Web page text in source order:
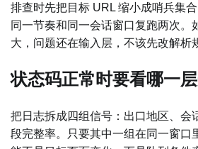
排查时先把目标 URL 缩小成哨兵集合
同一节奏和同一会话窗口复跑两次。
大，问题还在输入层，不该先改解析
状态码正常时要看哪一
把日志拆成四组信号：出口地区、会
段完整率。只要其中一组在同一窗口